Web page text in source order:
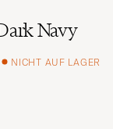
Navy
NICHT AUF LAGER